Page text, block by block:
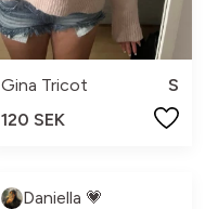
Gina Tricot
S
120 SEK
Daniella 💗